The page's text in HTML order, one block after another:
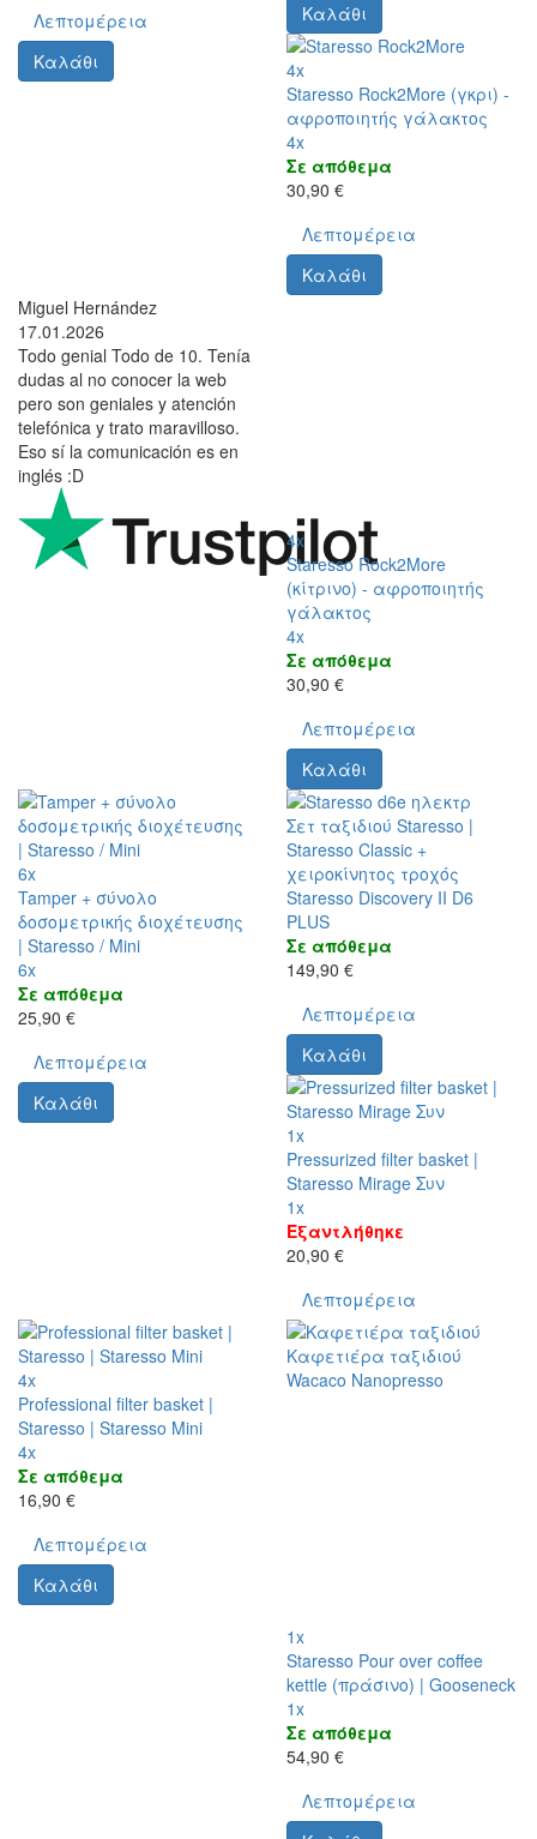
Λεπτομέρεια
Καλάθι
Καλάθι
4x
Staresso Rock2More (γκρι) -
αφροποιητής γάλακτος
4x
Σε απόθεμα
30,90 €
Λεπτομέρεια
Καλάθι
Miguel Hernández
17.01.2026
Todo genial Todo de 10. Tenía
dudas al no conocer la web
pero son geniales y atención
telefónica y trato maravilloso.
Eso sí la comunicación es en
inglés :D
4x
Staresso Rock2More
(κίτρινο) - αφροποιητής
γάλακτος
4x
Σε απόθεμα
30,90 €
Λεπτομέρεια
Καλάθι
6x
Tamper + σύνολο
δοσομετρικής διοχέτευσης
| Staresso / Mini
6x
Σε απόθεμα
25,90 €
Λεπτομέρεια
Καλάθι
Σετ ταξιδιού Staresso |
Staresso Classic +
χειροκίνητος τροχός
Staresso Discovery II D6
PLUS
Σε απόθεμα
149,90 €
Λεπτομέρεια
Καλάθι
1x
Pressurized filter basket |
Staresso Mirage Συν
1x
Εξαντλήθηκε
20,90 €
Λεπτομέρεια
4x
Professional filter basket |
Staresso | Staresso Mini
4x
Σε απόθεμα
16,90 €
Λεπτομέρεια
Καλάθι
Καφετιέρα ταξιδιού
Wacaco Nanopresso
1x
Staresso Pour over coffee
kettle (πράσινο) | Gooseneck
1x
Σε απόθεμα
54,90 €
Λεπτομέρεια